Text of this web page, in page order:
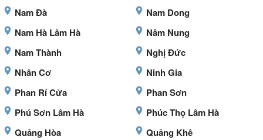
Nam Đà
Nam Dong
Nam Hà Lâm Hà
Nâm Nung
Nam Thành
Nghị Đức
Nhân Cơ
Ninh Gia
Phan Rí Cửa
Phan Sơn
Phú Sơn Lâm Hà
Phúc Thọ Lâm Hà
Quảng Hòa
Quảng Khê